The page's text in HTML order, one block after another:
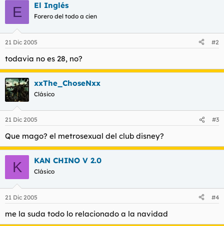
E El Inglés
Forero del todo a cien
21 Dic 2005 #2
todavia no es 28, no?
xxThe_ChoseNxx
Clásico
21 Dic 2005 #3
Que mago? el metrosexual del club disney?
K KAN CHINO V 2.0
Clásico
21 Dic 2005 #4
me la suda todo lo relacionado a la navidad